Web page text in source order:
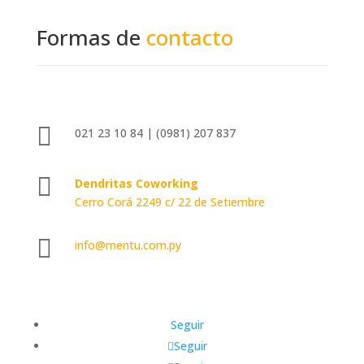
Formas de contacto
 021 23 10 84 | (0981) 207 837

Dendritas Coworking
Cerro Corá 2249 c/ 22 de Setiembre
 info@mentu.com.py
Seguir
Seguir